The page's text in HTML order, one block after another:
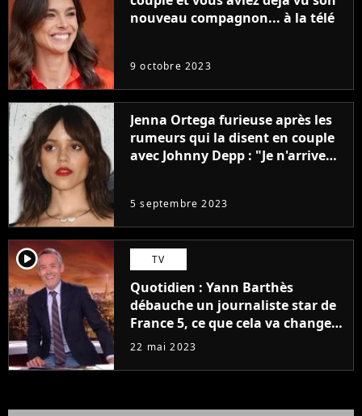
nouveau compagnon... à la télé
9 octobre 2023
Jenna Ortega furieuse après les
rumeurs qui la disent en couple
avec Johnny Depp : "Je n'arrive
5 septembre 2023
player2 TV
Quotidien : Yann Barthès
débauche un journaliste star de
France 5, ce que cela va changer
à la rentrée
22 mai 2023